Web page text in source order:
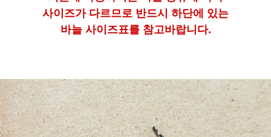
사이즈가 다르므로 반드시 하단에 있는
바늘 사이즈표를 참고바랍니다.